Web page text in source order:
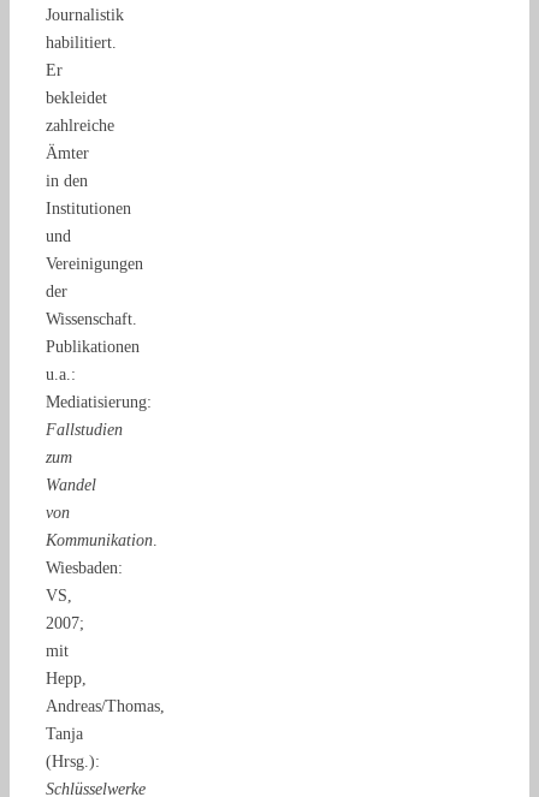
Journalistik
habilitiert.
Er
bekleidet
zahlreiche
Ämter
in den
Institutionen
und
Vereinigungen
der
Wissenschaft.
Publikationen
u.a.:
Mediatisierung:
Fallstudien
zum
Wandel
von
Kommunikation
Wiesbaden:
VS,
2007;
mit
Hepp,
Andreas/Thomas,
Tanja
(Hrsg.):
Schlüsselwerke